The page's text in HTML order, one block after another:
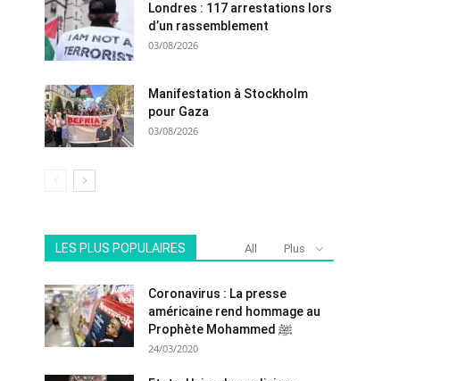
Londres : 117 arrestations lors
d’un rassemblement
03/08/2026
Manifestation à Stockholm
pour Gaza
03/08/2026
LES PLUS POPULAIRES All Plus
Coronavirus : La presse
américaine rend hommage au
Prophète Mohammed ﷺ
24/03/2020